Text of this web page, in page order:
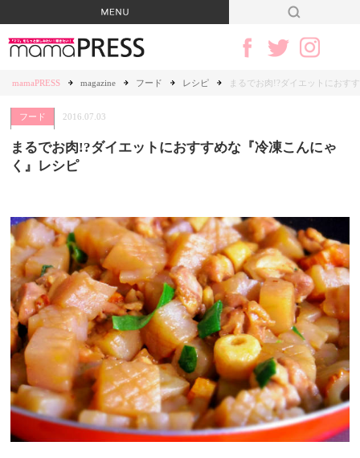
mamaPRESS magazine フード レシピ まるでお肉!?ダイエットにおす
フード 2016.07.03
まるでお肉!?ダイエットにおすすめな『冷凍こんにゃ
く』レシピ